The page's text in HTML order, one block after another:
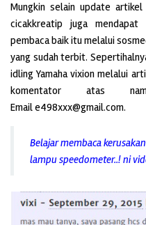
Mungkin selain update
cicakkreatip juga
pembaca baik itu melalui
yang sudah terbit.
idling Yamaha vixion melalui
komentator atas
Email e498xxx@gmail.com.
Belajar membaca
lampu speedometer..! ni